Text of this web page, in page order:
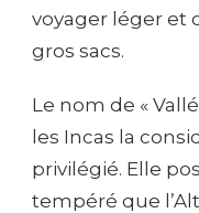
voyager léger et
gros sacs.
Le nom de «
les Incas la
privilégié. Elle
tempéré que